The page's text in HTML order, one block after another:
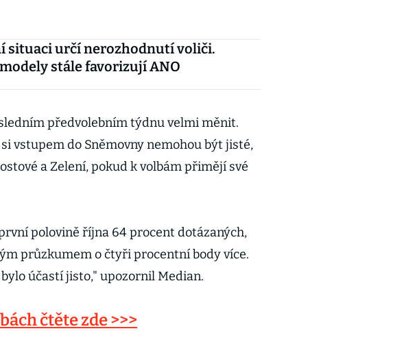
situaci určí nerozhodnutí voliči.
stále favorizují ANO
předvolebním týdnu velmi měnit.
vstupem do Sněmovny nemohou být jisté,
a Zelení, pokud k volbám přimějí své
polovině října 64 procent dotázaných,
průzkumem o čtyři procentní body více.
účastí jisto," upozornil Median.
čtěte zde >>>